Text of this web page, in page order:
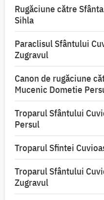
Rugăciune către
Sihla
Paraclisul Sfântului
Zugravul
Canon de rugăciune
Mucenic Dometie
Troparul Sfântului
Persul
Troparul Sfintei
Troparul Sfântului
Zugravul